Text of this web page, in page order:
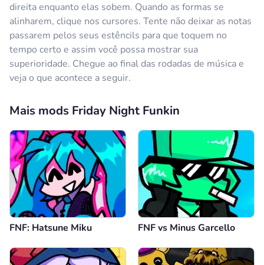
direita enquanto elas sobem. Quando as formas se
alinharem, clique nos cursores. Tente não deixar as notas
passarem pelos seus estêncils para que toquem no
tempo certo e assim você possa mostrar sua
superioridade. Chegue ao final das rodadas de música e
veja o que acontece a seguir.
Mais mods Friday Night Funkin
FNF: Hatsune Miku FNF vs Minus Garcello